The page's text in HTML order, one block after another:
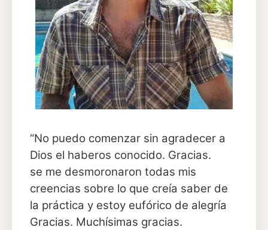
“No puedo comenzar sin agradecer a
Dios el haberos conocido. Gracias.
se me desmoronaron todas mis
creencias sobre lo que creía saber de
la práctica y estoy eufórico de alegría
Gracias. Muchísimas gracias.